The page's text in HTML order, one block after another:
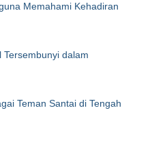
Memahami Kehadiran
Tersembunyi dalam
Teman Santai di Tengah